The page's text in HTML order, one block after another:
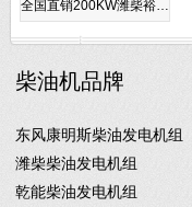
全国直销200KW潍柴裕…
柴油机品牌
东风康明斯柴油发电机组
潍柴柴油发电机组
乾能柴油发电机组